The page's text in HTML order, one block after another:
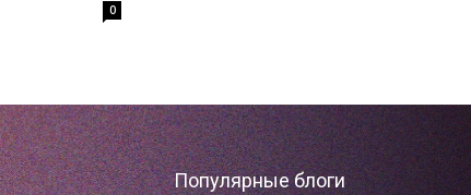
0
Популярные блоги